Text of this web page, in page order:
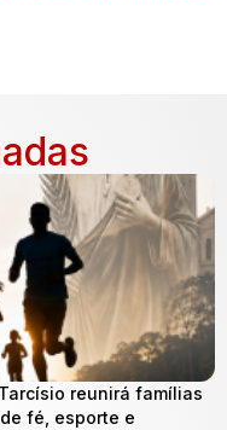
reunirá famílias
fé, esporte e